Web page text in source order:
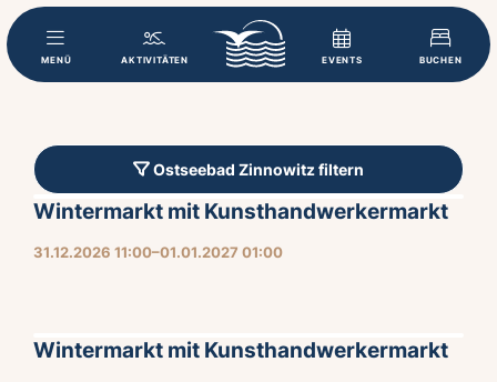
MENÜ AKTIVITÄTEN EVENTS BUCHEN
Ostseebad Zinnowitz filtern
31.12.2026 11:00–01.01.2027 01:00
Wintermarkt mit Kunsthandwerkermarkt
Wintermarkt mit Kunsthandwerkermarkt